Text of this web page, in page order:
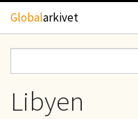
Hoppa till huvudinnehåll
Globalarkivet
TIDSKRIFTER
GEOGRAFI
Libyen